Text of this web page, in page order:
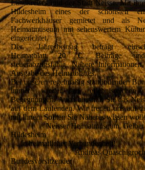
Landkreises und der Stadt Neisse. Mit
Hildesheim eines der schönsten
Fachwerkhäuser gemietet und als
Heimatmuseum mit sehenswertem
eingerichtet.
Der Jahresbeitrag beträgt
Heimatblatt20 €. Beiträge
steuerabzugsfähig. Nähere
Ausgabe des Heimatblattes.
Bei unseren regelmäßig stattfindenden
immer wieder zu erlebnisreichen
Begegnungen. Auch hier hält Sie das
auf dem Laufenden. Wir freuen uns auf
mit Ihnen. Sollten Sie Näheres wissen
Neisser Heimatmuseum, Gelber
Hildesheim
In heimatlicher Verbundenheit!
Andreas
Bundesvorsitzender